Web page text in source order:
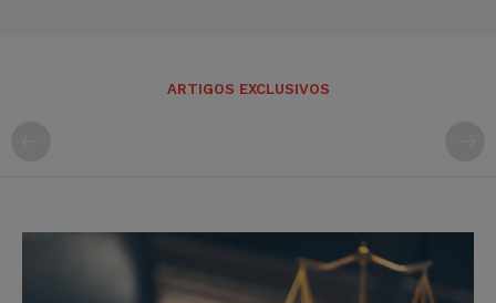
ARTIGOS EXCLUSIVOS